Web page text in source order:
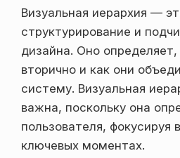
Визуальная иерархия —
структурирование и
дизайна. Оно
вторично и как они
систему. Визуальная
важна, поскольку она
пользователя, фокусируя
ключевых моментах.